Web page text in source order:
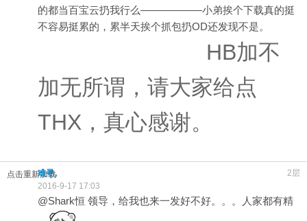
的都当百宝云扔我行么——————小弟挨个下载真的挺
不容易挺累的，累半天挨个抓包扔OD还发现不是。
HB加不
加无所谓，请大家给点
THX，真心感谢。
点击重新加载 2层
难寻。
2016-9-17 17:03
@Shark恒 领导，给我也来一发好不好。。。人家都有精